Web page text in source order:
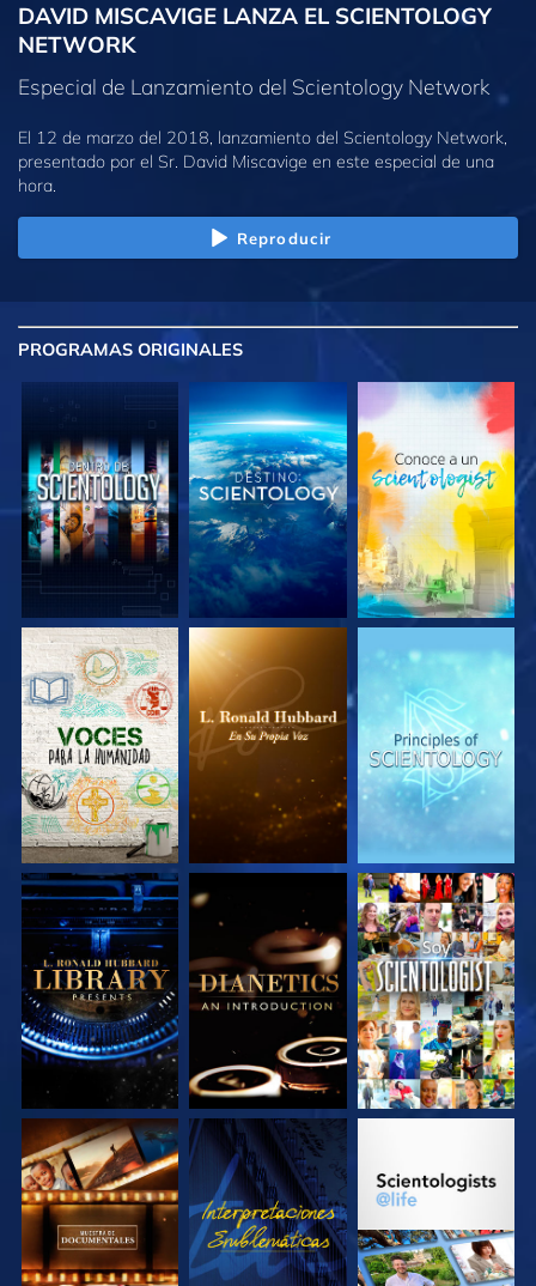
DAVID MISCAVIGE LANZA EL SCIENTOLOGY
NETWORK
Especial de Lanzamiento del Scientology Network
El 12 de marzo del 2018, lanzamiento del Scientology Network,
presentado por el Sr. David Miscavige en este especial de una
hora.
Reproducir
PROGRAMAS ORIGINALES
EXPLORA LAS
SERIES
EXPLORA LAS
SERIES
EXPLORA LAS
SERIES
EXPLORA LAS
SERIES
EXPLORA LAS
SERIES
VE
EXPLORA LAS
SERIES
VE
EXPLORA LAS